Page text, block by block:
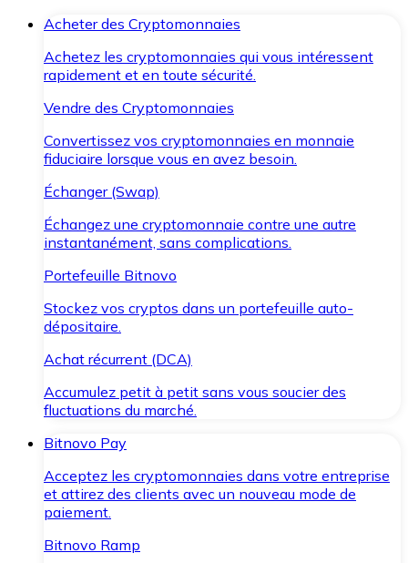
Acheter des Cryptomonnaies
Achetez les cryptomonnaies qui vous intéressent
rapidement et en toute sécurité.
Vendre des Cryptomonnaies
Convertissez vos cryptomonnaies en monnaie
fiduciaire lorsque vous en avez besoin.
Échanger (Swap)
Échangez une cryptomonnaie contre une autre
instantanément, sans complications.
Portefeuille Bitnovo
Stockez vos cryptos dans un portefeuille auto-
dépositaire.
Achat récurrent (DCA)
Accumulez petit à petit sans vous soucier des
fluctuations du marché.
Bitnovo Pay
Acceptez les cryptomonnaies dans votre entreprise
et attirez des clients avec un nouveau mode de
paiement.
Bitnovo Ramp